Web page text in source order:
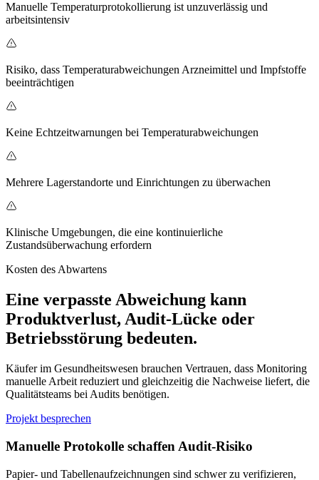
Manuelle Temperaturprotokollierung ist unzuverlässig und
arbeitsintensiv
Risiko, dass Temperaturabweichungen Arzneimittel und Impfstoffe
beeinträchtigen
Keine Echtzeitwarnungen bei Temperaturabweichungen
Mehrere Lagerstandorte und Einrichtungen zu überwachen
Klinische Umgebungen, die eine kontinuierliche
Zustandsüberwachung erfordern
Kosten des Abwartens
Eine verpasste Abweichung kann
Produktverlust, Audit-Lücke oder
Betriebsstörung bedeuten.
Käufer im Gesundheitswesen brauchen Vertrauen, dass Monitoring
manuelle Arbeit reduziert und gleichzeitig die Nachweise liefert, die
Qualitätsteams bei Audits benötigen.
Projekt besprechen
Manuelle Protokolle schaffen Audit-Risiko
Papier- und Tabellenaufzeichnungen sind schwer zu verifizieren,